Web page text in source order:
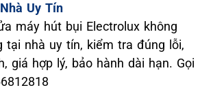
Uy Tín
máy hút bụi Electrolux không
tại nhà uy tín, kiểm tra đúng lỗi,
giá hợp lý, bảo hành dài hạn. Gọi